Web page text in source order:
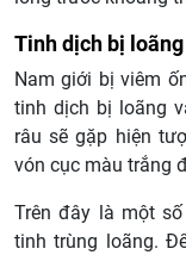
Tinh dịch bị
Nam giới bị viêm
tinh dịch bị loãng
râu sẽ gặp hiện
vón cục màu trắng
Trên đây là một
tinh trùng loãng.